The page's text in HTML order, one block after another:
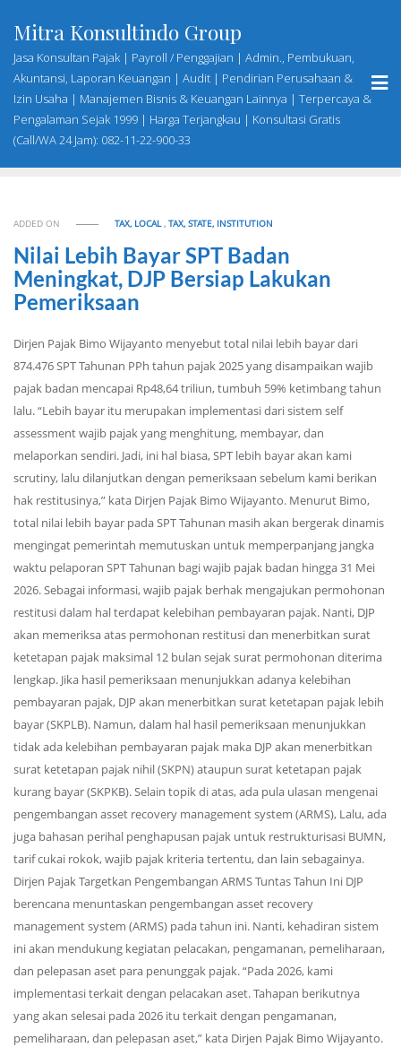
content
Mitra Konsultindo Group
Jasa Konsultan Pajak | Payroll / Penggajian | Admin., Pembukuan,
Akuntansi, Laporan Keuangan | Audit | Pendirian Perusahaan &
Izin Usaha | Manajemen Bisnis & Keuangan Lainnya | Terpercaya &
Pengalaman Sejak 1999 | Harga Terjangkau | Konsultasi Gratis
(Call/WA 24 Jam): 082-11-22-900-33
ADDED ON TAX, LOCAL,TAX, STATE, INSTITUTION
Nilai Lebih Bayar SPT Badan
Meningkat, DJP Bersiap Lakukan
Pemeriksaan
Dirjen Pajak Bimo Wijayanto menyebut total nilai lebih bayar dari
874.476 SPT Tahunan PPh tahun pajak 2025 yang disampaikan wajib
pajak badan mencapai Rp48,64 triliun, tumbuh 59% ketimbang tahun
lalu. “Lebih bayar itu merupakan implementasi dari sistem self
assessment wajib pajak yang menghitung, membayar, dan
melaporkan sendiri. Jadi, ini hal biasa, SPT lebih bayar akan kami
scrutiny, lalu dilanjutkan dengan pemeriksaan sebelum kami berikan
hak restitusinya,” kata Dirjen Pajak Bimo Wijayanto. Menurut Bimo,
total nilai lebih bayar pada SPT Tahunan masih akan bergerak dinamis
mengingat pemerintah memutuskan untuk memperpanjang jangka
waktu pelaporan SPT Tahunan bagi wajib pajak badan hingga 31 Mei
2026. Sebagai informasi, wajib pajak berhak mengajukan permohonan
restitusi dalam hal terdapat kelebihan pembayaran pajak. Nanti, DJP
akan memeriksa atas permohonan restitusi dan menerbitkan surat
ketetapan pajak maksimal 12 bulan sejak surat permohonan diterima
lengkap. Jika hasil pemeriksaan menunjukkan adanya kelebihan
pembayaran pajak, DJP akan menerbitkan surat ketetapan pajak lebih
bayar (SKPLB). Namun, dalam hal hasil pemeriksaan menunjukkan
tidak ada kelebihan pembayaran pajak maka DJP akan menerbitkan
surat ketetapan pajak nihil (SKPN) ataupun surat ketetapan pajak
kurang bayar (SKPKB). Selain topik di atas, ada pula ulasan mengenai
pengembangan asset recovery management system (ARMS), Lalu, ada
juga bahasan perihal penghapusan pajak untuk restrukturisasi BUMN,
tarif cukai rokok, wajib pajak kriteria tertentu, dan lain sebagainya.
Dirjen Pajak Targetkan Pengembangan ARMS Tuntas Tahun Ini DJP
berencana menuntaskan pengembangan asset recovery
management system (ARMS) pada tahun ini. Nanti, kehadiran sistem
ini akan mendukung kegiatan pelacakan, pengamanan, pemeliharaan,
dan pelepasan aset para penunggak pajak. “Pada 2026, kami
implementasi terkait dengan pelacakan aset. Tahapan berikutnya
yang akan selesai pada 2026 itu terkait dengan pengamanan,
pemeliharaan, dan pelepasan aset,” kata Dirjen Pajak Bimo Wijayanto.